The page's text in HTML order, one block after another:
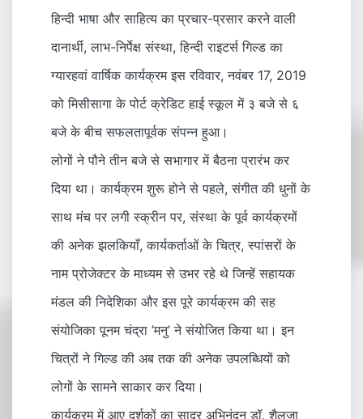
हिन्दी भाषा और साहित्य का प्रचार-प्रसार करने वाली
दानार्थी, लाभ-निर्पेक्ष संस्था, हिन्दी राइटर्स गिल्ड का
ग्यारहवां वार्षिक कार्यक्रम इस रविवार, नवंबर 17, 2019
को मिसीसागा के पोर्ट क्रेडिट हाई स्कूल में ३ बजे से ६
बजे के बीच सफलतापूर्वक संपन्न हुआ।
लोगों ने पौने तीन बजे से सभागार में बैठना प्रारंभ कर
दिया था। कार्यक्रम शुरू होने से पहले, संगीत की धुनों के
साथ मंच पर लगी स्क्रीन पर, संस्था के पूर्व कार्यक्रमों
की अनेक झलकियाँ, कार्यकर्ताओं के चित्र, स्पांसरों के
नाम प्रोजेक्टर के माध्यम से उभर रहे थे जिन्हें सहायक
मंडल की निदेशिका और इस पूरे कार्यक्रम की सह
संयोजिका पूनम चंद्रा ’मनु’ ने संयोजित किया था। इन
चित्रों ने गिल्ड की अब तक की अनेक उपलब्धियों को
लोगों के सामने साकार कर दिया।
कार्यक्रम में आए दर्शकों का सादर अभिनंदन डॉ. शैलजा